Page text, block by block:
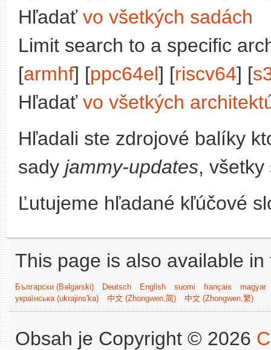
Hľadať vo všetkých sadách
Limit search to a specific
[armhf] [ppc64el] [riscv64] [
Hľadať vo všetkých
Hľadali ste zdrojové balíky
sady jammy-updates,
Ľutujeme hľadané kľúčové
This page is also available
Български (Bəlgarski) Deutsch English suomi français
magyar
українська (ukrajins'ka)
中文 (Zhongwen,简) 中文 (Zhongwen,繁)
Obsah je Copyright © 2026